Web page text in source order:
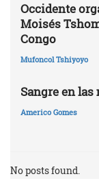
Occidente
Moisés
Congo
Mufoncol Tshiyoyo
Sangre en
Americo Gomes
No posts found.